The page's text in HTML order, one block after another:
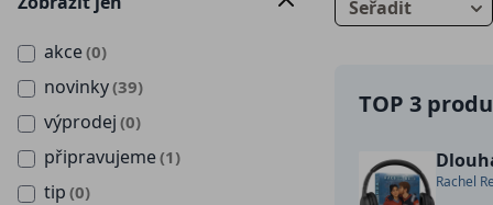
akce(0)
novinky(39)
výprodej (0)
připravujeme(1)
tip (0)
Seřadit
TOP 3
Rachel